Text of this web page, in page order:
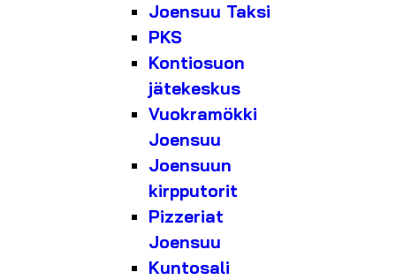
Joensuu Taksi
PKS
Kontiosuon
jätekeskus
Vuokramökki
Joensuu
Joensuun
kirpputorit
Pizzeriat
Joensuu
Kuntosali